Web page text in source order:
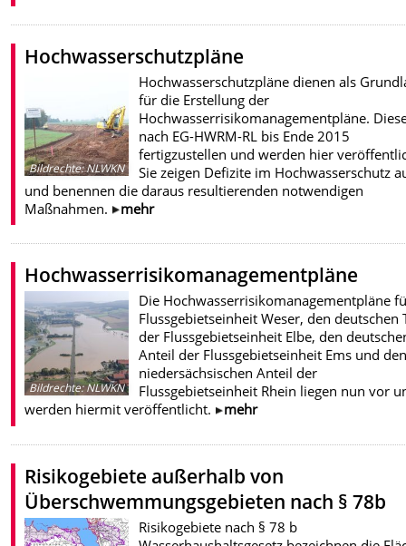
Hochwasserschutzpläne
Bildrechte:NLWKN
Hochwasserschutzpläne dienen als
für die Erstellung der
Hochwasserrisikomanagementpläne.
nach EG-HWRM-RL bis Ende 2015
fertigzustellen und werden hier
Sie zeigen Defizite im Hochwasserschutz
und benennen die daraus resultierenden notwendigen
Maßnahmen.
mehr
Hochwasserrisikomanagementpläne
Bildrechte:NLWKN
Die Hochwasserrisikomanagementpläne
Flussgebietseinheit Weser, den deutschen
der Flussgebietseinheit Elbe, den
Anteil der Flussgebietseinheit Ems und den
niedersächsischen Anteil der
Flussgebietseinheit Rhein liegen nun vor
werden hiermit veröffentlicht.
mehr
Risikogebiete außerhalb von
Überschwemmungsgebieten nach § 78b
Risikogebiete nach § 78 b